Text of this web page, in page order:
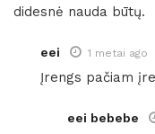
didesnė nauda būtų.
eei 1 metai ago
Įrengs pačiam
eei bebebe